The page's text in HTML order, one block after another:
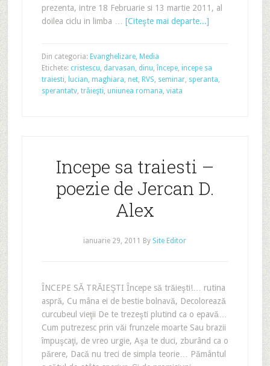
prezenta, intre 18 Februarie si 13 martie 2011, al
doilea ciclu in limba … [Citeşte mai departe...]
Din categoria: Evanghelizare, Media
Etichete: cristescu, darvasan, dinu,începe, incepe sa
traiesti, lucian, maghiara, net, RVS, seminar, speranta,
sperantatv, trăieşti, uniunea romana, viata
Incepe sa traiesti –
poezie de Jercan D.
Alex
ianuarie 29, 2011 By Site Editor
ÎNCEPE SĂ TRĂIEŞTI Începe să trăieşti!… rutina
aspră, Cu mâna ei de bestie bolnavă, Decolorează
curcubeul vieţii De te trezeşti plutind ca o epavă…
Cum putrezesc prin văi frunzele moarte Sau brazii
împuşcaţi, de vreo urgie, Aşa te duci, zburând ca o
părere, Dacă nu treci de simpla teorie… Pământul